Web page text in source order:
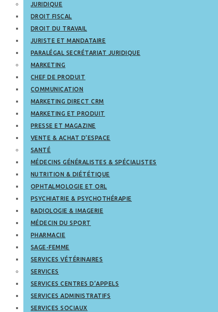
JURIDIQUE
DROIT FISCAL
DROIT DU TRAVAIL
JURISTE ET MANDATAIRE
PARALÉGAL SECRÉTARIAT JURIDIQUE
MARKETING
CHEF DE PRODUIT
COMMUNICATION
MARKETING DIRECT CRM
MARKETING ET PRODUIT
PRESSE ET MAGAZINE
VENTE & ACHAT D’ESPACE
SANTÉ
MÉDECINS GÉNÉRALISTES & SPÉCIALISTES
NUTRITION & DIÉTÉTIQUE
OPHTALMOLOGIE ET ORL
PSYCHIATRIE & PSYCHOTHÉRAPIE
RADIOLOGIE & IMAGERIE
MÉDECIN DU SPORT
PHARMACIE
SAGE-FEMME
SERVICES VÉTÉRINAIRES
SERVICES
SERVICES CENTRES D’APPELS
SERVICES ADMINISTRATIFS
SERVICES SOCIAUX